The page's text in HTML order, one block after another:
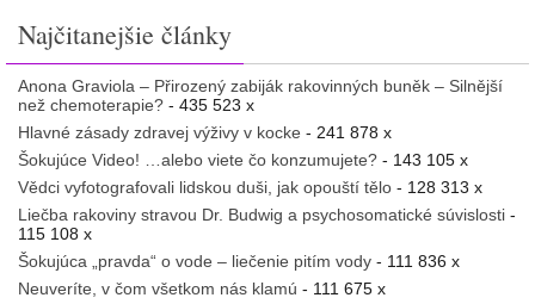
Najčitanejšie články
Anona Graviola – Přirozený zabiják rakovinných buněk – Silnější
než chemoterapie? - 435 523 x
Hlavné zásady zdravej výživy v kocke - 241 878 x
Šokujúce Video! …alebo viete čo konzumujete? - 143 105 x
Vědci vyfotografovali lidskou duši, jak opouští tělo - 128 313 x
Liečba rakoviny stravou Dr. Budwig a psychosomatické súvislosti -
115 108 x
Šokujúca „pravda“ o vode – liečenie pitím vody - 111 836 x
Neuveríte, v čom všetkom nás klamú - 111 675 x